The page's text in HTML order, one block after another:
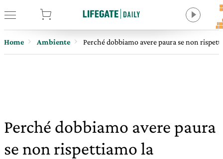
Home Ambiente Perché dobbiamo avere paura se non
Perché dobbiamo avere paura
se non rispettiamo la